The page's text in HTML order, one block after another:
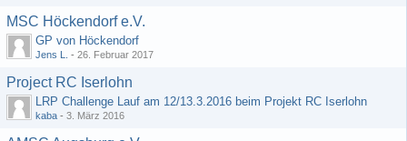
MSC Höckendorf e.V.
GP von Höckendorf
Jens L. - 26. Februar 2017
Project RC Iserlohn
LRP Challenge Lauf am 12/13.3.2016 beim Projekt RC Iserlohn
kaba - 3. März 2016